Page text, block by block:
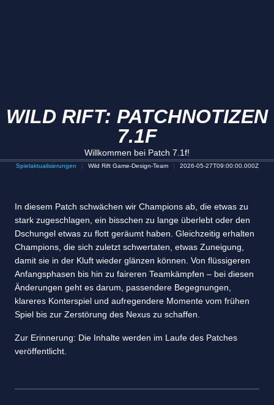
WILD RIFT: PATCHNOTIZEN
7.1F
Willkommen bei Patch 7.1f!
Spielaktualisierungen Wild Rift Game-Design-Team 2026-05-27T09:00:00.000Z
In diesem Patch schwächen wir Champions ab, die etwas zu
stark zugeschlagen, ein bisschen zu lange überlebt oder den
Dschungel etwas zu flott geräumt haben. Gleichzeitig erhalten
Champions, die sich zuletzt schwertaten, etwas Zuneigung,
damit sie in der Kluft wieder glänzen können. Von flüssigeren
Anfangsphasen bis hin zu faireren Teamkämpfen – bei diesen
Änderungen geht es darum, passendere Begegnungen,
klareres Konterspiel und aufregendere Momente vom frühen
Spiel bis zur Zerstörung des Nexus zu schaffen.
Zur Erinnerung: Die Inhalte werden im Laufe des Patches
veröffentlicht.